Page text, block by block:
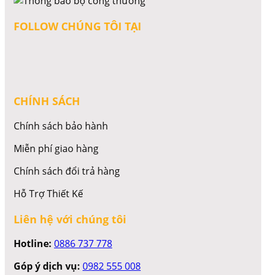
FOLLOW CHÚNG TÔI TẠI
CHÍNH SÁCH
Chính sách bảo hành
Miễn phí giao hàng
Chính sách đổi trả hàng
Hỗ Trợ Thiết Kế
Liên hệ với chúng tôi
Hotline: 0886 737 778
Góp ý dịch vụ: 0982 555 008